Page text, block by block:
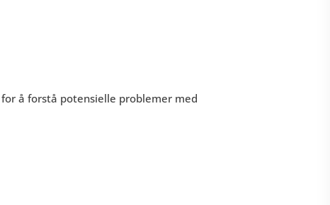
å forstå potensielle problemer med